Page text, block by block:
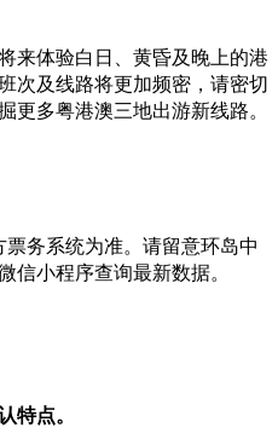
来体验白日、黄昏及晚上的港
次及线路将更加频密，请密切
更多粤港澳三地出游新线路。
务系统为准。请留意环岛中
信小程序查询最新数据。
特点。